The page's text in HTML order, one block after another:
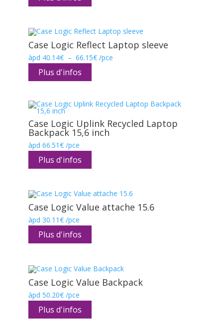
Case Logic Reflect Laptop sleeve
àpd 40.14€ – 66.15€Plage
de
/pce
Plus d'infos
Case Logic Uplink Recycled Laptop
Backpack 15,6 inch
àpd 66.51€/pce
Plus d'infos
Case Logic Value attache 15.6
àpd 30.11€/pce
Plus d'infos
Case Logic Value Backpack
àpd 50.20€/pce
Plus d'infos